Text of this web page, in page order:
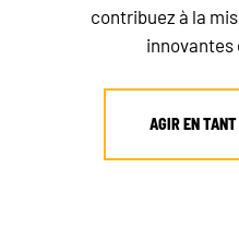
contribuez à la
AGIR EN